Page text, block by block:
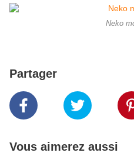
Neko
Partager
Vous aimerez aussi